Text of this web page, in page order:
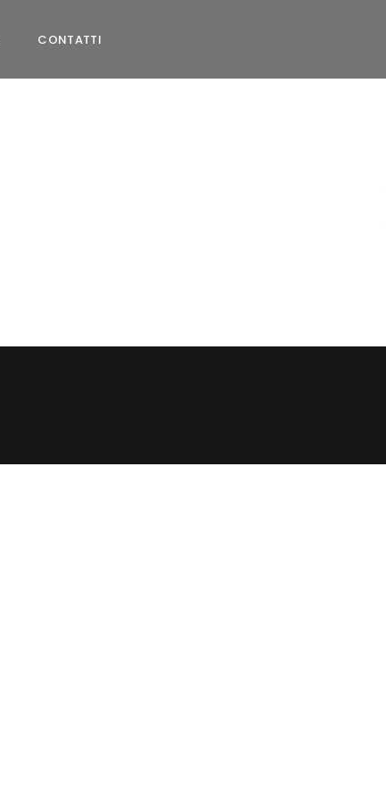
CONTATTI